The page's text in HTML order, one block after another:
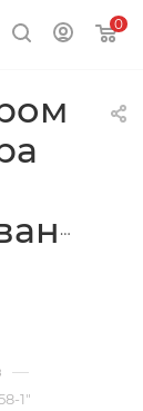
0
—
1"